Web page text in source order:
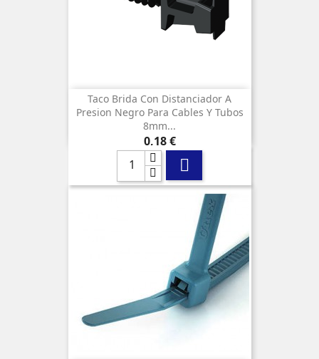
Taco Brida Con Distanciador A
Presion Negro Para Cables Y Tubos
8mm...
Precio
0,18 €
